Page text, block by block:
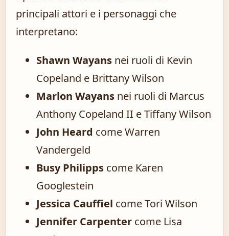
principali attori e i personaggi che
interpretano:
Shawn Wayans nei ruoli di Kevin
Copeland e Brittany Wilson
Marlon Wayans nei ruoli di Marcus
Anthony Copeland II e Tiffany Wilson
John Heard come Warren
Vandergeld
Busy Philipps come Karen
Googlestein
Jessica Cauffiel come Tori Wilson
Jennifer Carpenter come Lisa